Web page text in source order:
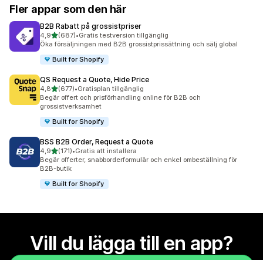
Fler appar som den här
B2B Rabatt på grossistpriser
4,9av 5 stjärnor
(687)
687 recensioner totalt
•Gratis testversion tillgänglig
Öka försäljningen med B2B grossistprissättning och sälj global
Built for Shopify
QS Request a Quote, Hide Price
4,8av 5 stjärnor
(677)
677 recensioner totalt
•Gratisplan tillgänglig
Begär offert och prisförhandling online för B2B och
grossistverksamhet
Built for Shopify
BSS B2B Order, Request a Quote
4,9av 5 stjärnor
(171)
171 recensioner totalt
•Gratis att installera
Begär offerter, snabborderformulär och enkel ombeställning för
B2B-butik
Built for Shopify
Vill du lägga till en app?